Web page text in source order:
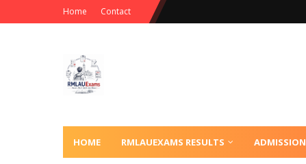
Home Contact
HOME RMLAUEXAMS RESULTS ADMISSION